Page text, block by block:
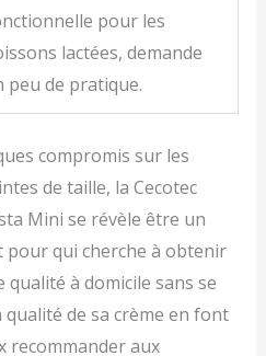
pour les
lactées, demande
peu de pratique.
compromis sur les
de taille, la Cecotec
Mini se révèle être un
pour qui cherche à obtenir
à domicile sans se
de sa crème en font
recommander aux